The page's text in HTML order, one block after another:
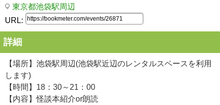
東京都池袋駅周辺
URL:
詳細
【場所】池袋駅周辺(池袋駅近辺のレンタルスペースを利用
します)
【時間】18：30～21：00
【内容】怪談本紹介or朗読